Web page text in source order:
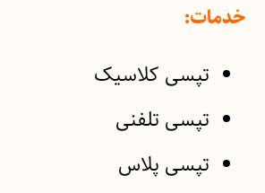
خدمات:
تپسی کلاسیک
تپسی تلفنی
تپسی پلاس